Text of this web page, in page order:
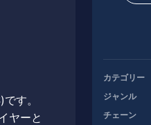
す。
ヤーと
カテゴリー
ジャンル
チェーン